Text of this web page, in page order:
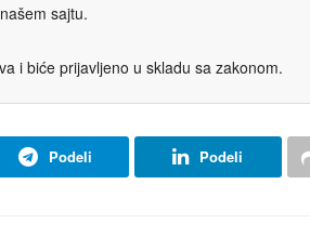
sajtu.
i biće prijavljeno u skladu sa zakonom.
Podeli Podeli